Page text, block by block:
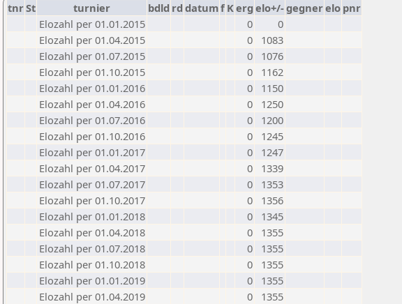
tnrSt turnier bdld rd datumf Kerg elo+/-gegnerelo pnr
Elozahl per 01.01.2015
0
0
Elozahl per 01.04.2015
0
1083
Elozahl per 01.07.2015
0
1076
Elozahl per 01.10.2015
0
1162
Elozahl per 01.01.2016
0
1150
Elozahl per 01.04.2016
0
1250
Elozahl per 01.07.2016
0
1200
Elozahl per 01.10.2016
0
1245
Elozahl per 01.01.2017
0
1247
Elozahl per 01.04.2017
0
1339
Elozahl per 01.07.2017
0
1353
Elozahl per 01.10.2017
0
1356
Elozahl per 01.01.2018
0
1345
Elozahl per 01.04.2018
0
1355
Elozahl per 01.07.2018
0
1355
Elozahl per 01.10.2018
0
1355
Elozahl per 01.01.2019
0
1355
Elozahl per 01.04.2019
0
1355